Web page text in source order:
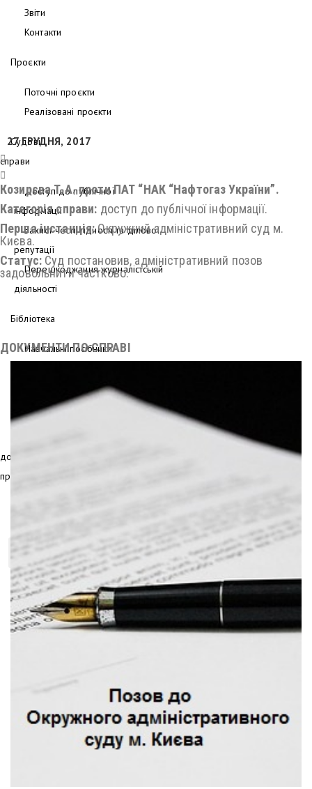
Звіти
Контакти
Проєкти
Поточні проєкти
Реалізовані проєкти
Судові
справи
Доступ до публічної
інформації
Захист честі, гідності та ділової
репутації
Перешкоджання журналістській
діяльності
Бібліотека
Навчальні посібники
Моніторинг
до
правди
X
27 ГРУДНЯ, 2017
Козирєва Т.А. проти ПАТ “НАК “Нафтогаз України”.
Категорія справи: доступ до публічної інформації.
Перша інстанція:Окружний адміністративний суд м.
Києва.
Статус:Суд постановив, адміністративний позов
задовольнити частково.
ДОКУМЕНТИ ПО СПРАВІ